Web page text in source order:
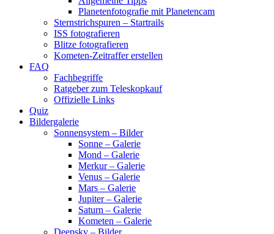
Planetenfotografie mit Planetencam
Sternstrichspuren – Startrails
ISS fotografieren
Blitze fotografieren
Kometen-Zeitraffer erstellen
FAQ
Fachbegriffe
Ratgeber zum Teleskopkauf
Offizielle Links
Quiz
Bildergalerie
Sonnensystem – Bilder
Sonne – Galerie
Mond – Galerie
Merkur – Galerie
Venus – Galerie
Mars – Galerie
Jupiter – Galerie
Saturn – Galerie
Kometen – Galerie
Deepsky – Bilder